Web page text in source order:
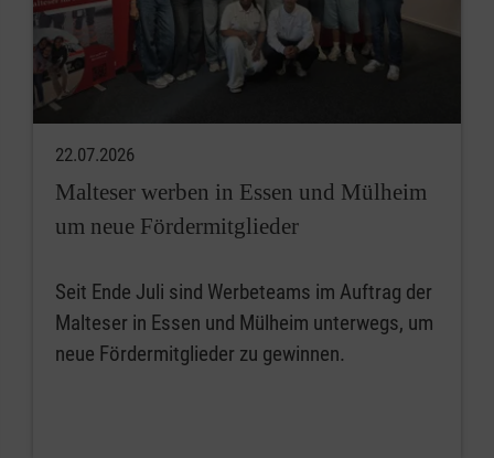
22.07.2026
Malteser werben in Essen und Mülheim
um neue Fördermitglieder
Seit Ende Juli sind Werbeteams im Auftrag der
Malteser in Essen und Mülheim unterwegs, um
neue Fördermitglieder zu gewinnen.